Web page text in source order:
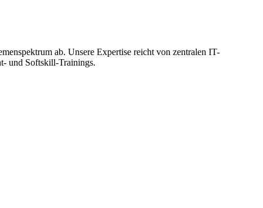
ab. Unsere Expertise reicht von zentralen IT-
und Softskill-Trainings.